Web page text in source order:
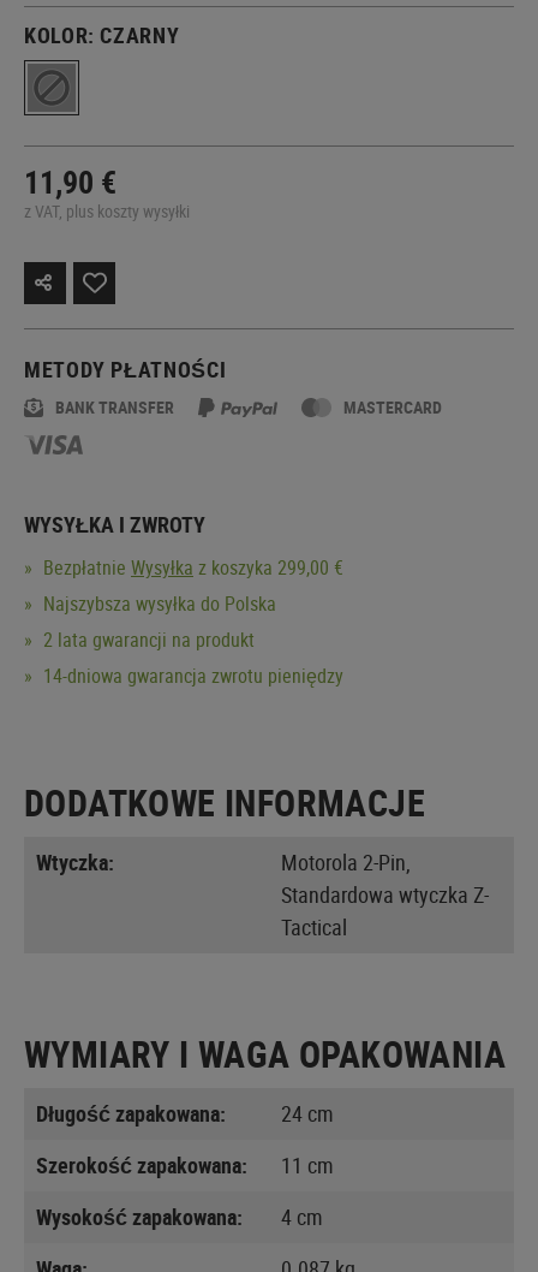
KOLOR: CZARNY
11,90 €
z VAT, plus koszty wysyłki
METODY PŁATNOŚCI
BANK TRANSFER MASTERCARD
WYSYŁKA I ZWROTY
Bezpłatnie Wysyłka z koszyka 299,00 €
Najszybsza wysyłka do Polska
2 lata gwarancji na produkt
14-dniowa gwarancja zwrotu pieniędzy
DODATKOWE INFORMACJE
Wtyczka:
Motorola 2-Pin,
Standardowa wtyczka Z-
Tactical
WYMIARY I WAGA OPAKOWANIA
Długość zapakowana:
24 cm
Szerokość zapakowana:
11 cm
Wysokość zapakowana:
4 cm